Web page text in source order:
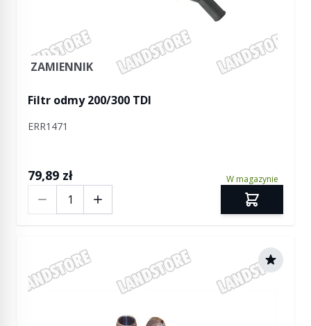
ZAMIENNIK
Filtr odmy 200/300 TDI
ERR1471
79,89 zł W magazynie